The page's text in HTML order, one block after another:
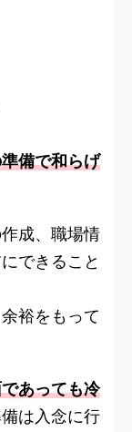
備で和らげ
成、職場情
できること
裕をもって
あっても冷
は入念に行